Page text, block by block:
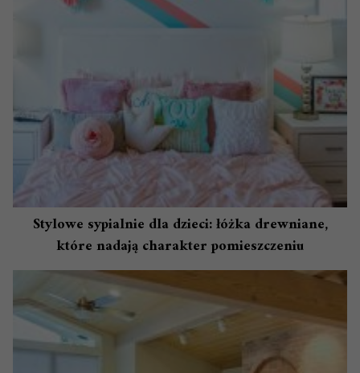
Stylowe sypialnie dla dzieci: łóżka drewniane,
które nadają charakter pomieszczeniu